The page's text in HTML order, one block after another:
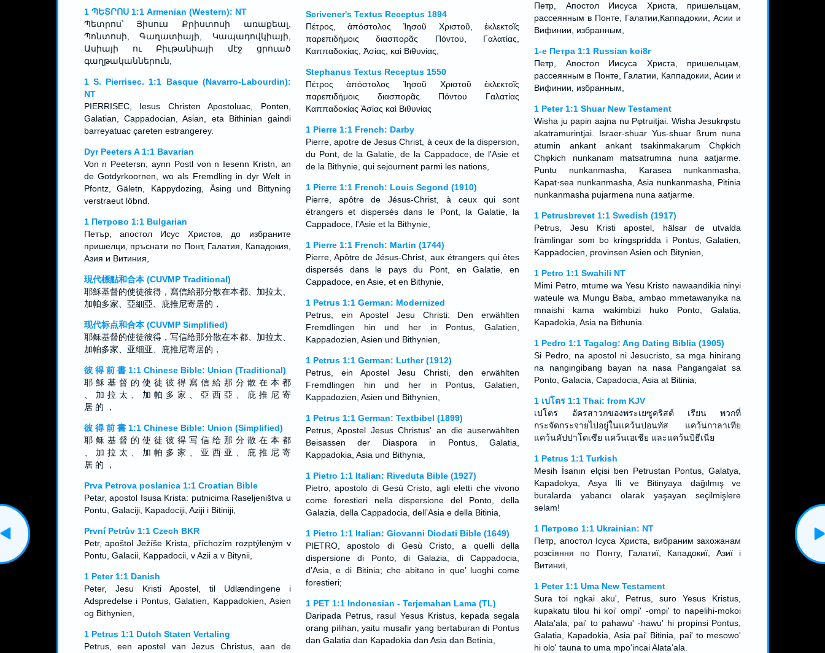
1 ՊԵՏՐՈՍ 1:1 Armenian (Western): NT
Պետրոս՝ Յիսուս Քրիստոսի առաքեալ,
Պոնտոսի, Գաղատիայի, Կապադովկիայի,
Ասիայի ու Բիւթանիայի մէջ ցրուած
գաղթականներուն,
1 S. Pierrisec. 1:1 Basque (Navarro-Labourdin):
NT
PIERRISEC, Iesus Christen Apostoluac, Ponten,
Galatian, Cappadocian, Asian, eta Bithinian gaindi
barreyatuac çareten estrangerey.
Dyr Peeters A 1:1 Bavarian
Von n Peetersn, aynn Postl von n Iesenn Kristn, an
de Gotdyrkoornen, wo als Fremdling in dyr Welt in
Pfontz, Gäletn, Käppydozing, Äsing und Bittyning
verstraeut löbnd.
1 Петрово 1:1 Bulgarian
Петър, апостол Исус Христов, до избраните
пришелци, пръснати по Понт, Галатия, Кападокия,
Азия и Витиния,
現代標點和合本 (CUVMP Traditional)
耶穌基督的使徒彼得，寫信給那分散在本都、加拉太、
加帕多家、亞細亞、庇推尼寄居的，
现代标点和合本 (CUVMP Simplified)
耶稣基督的使徒彼得，写信给那分散在本都、加拉太、
加帕多家、亚细亚、庇推尼寄居的，
彼 得 前 書 1:1 Chinese Bible: Union (Traditional)
耶 穌 基 督 的 使 徒 彼 得 寫 信 給 那 分 散 在 本 都
、 加 拉 太 、 加 帕 多 家 、 亞 西 亞 、 庇 推 尼 寄
居 的 ，
彼 得 前 書 1:1 Chinese Bible: Union (Simplified)
耶 稣 基 督 的 使 徒 彼 得 写 信 给 那 分 散 在 本 都
、 加 拉 太 、 加 帕 多 家 、 亚 西 亚 、 庇 推 尼 寄
居 的 ，
Prva Petrova poslanica 1:1 Croatian Bible
Petar, apostol Isusa Krista: putnicima Raseljeništva u
Pontu, Galaciji, Kapadociji, Aziji i Bitiniji,
První Petrův 1:1 Czech BKR
Petr, apoštol Ježíše Krista, příchozím rozptýleným v
Pontu, Galacii, Kappadocii, v Azii a v Bitynii,
1 Peter 1:1 Danish
Peter, Jesu Kristi Apostel, til Udlændingene i
Adspredelse i Pontus, Galatien, Kappadokien, Asien
og Bithynien,
1 Petrus 1:1 Dutch Staten Vertaling
Petrus, een apostel van Jezus Christus, aan de
Scrivener's Textus Receptus 1894
Πέτρος, ἀπόστολος Ἰησοῦ Χριστοῦ, ἐκλεκτοῖς
παρεπιδήμοις διασπορᾶς Πόντου, Γαλατίας,
Καππαδοκίας, Ἀσίας, καὶ Βιθυνίας,
Stephanus Textus Receptus 1550
Πέτρος ἀπόστολος Ἰησοῦ Χριστοῦ ἐκλεκτοῖς
παρεπιδήμοις διασπορᾶς Πόντου Γαλατίας
Καππαδοκίας Ἀσίας καὶ Βιθυνίας
1 Pierre 1:1 French: Darby
Pierre, apotre de Jesus Christ, à ceux de la dispersion,
du Pont, de la Galatie, de la Cappadoce, de l'Asie et
de la Bithynie, qui sejournent parmi les nations,
1 Pierre 1:1 French: Louis Segond (1910)
Pierre, apôtre de Jésus-Christ, à ceux qui sont
étrangers et dispersés dans le Pont, la Galatie, la
Cappadoce, l'Asie et la Bithynie,
1 Pierre 1:1 French: Martin (1744)
Pierre, Apôtre de Jésus-Christ, aux étrangers qui êtes
dispersés dans le pays du Pont, en Galatie, en
Cappadoce, en Asie, et en Bithynie,
1 Petrus 1:1 German: Modernized
Petrus, ein Apostel Jesu Christi: Den erwählten
Fremdlingen hin und her in Pontus, Galatien,
Kappadozien, Asien und Bithynien,
1 Petrus 1:1 German: Luther (1912)
Petrus, ein Apostel Jesu Christi, den erwählten
Fremdlingen hin und her in Pontus, Galatien,
Kappadozien, Asien und Bithynien,
1 Petrus 1:1 German: Textbibel (1899)
Petrus, Apostel Jesus Christus' an die auserwählten
Beisassen der Diaspora in Pontus, Galatia,
Kappadokia, Asia und Bithynia,
1 Pietro 1:1 Italian: Riveduta Bible (1927)
Pietro, apostolo di Gesù Cristo, agli eletti che vivono
come forestieri nella dispersione del Ponto, della
Galazia, della Cappadocia, dell’Asia e della Bitinia,
1 Pietro 1:1 Italian: Giovanni Diodati Bible (1649)
PIETRO, apostolo di Gesù Cristo, a quelli della
dispersione di Ponto, di Galazia, di Cappadocia,
d’Asia, e di Bitinia; che abitano in que’ luoghi come
forestieri;
1 PET 1:1 Indonesian - Terjemahan Lama (TL)
Daripada Petrus, rasul Yesus Kristus, kepada segala
orang pilihan, yaitu musafir yang bertaburan di Pontus
dan Galatia dan Kapadokia dan Asia dan Betinia,
Петр, Апостол Иисуса Христа, пришельцам,
рассеянным в Понте, Галатии,Каппадокии, Асии и
Вифинии, избранным,
1-e Петра 1:1 Russian koi8r
Петр, Апостол Иисуса Христа, пришельцам,
рассеянным в Понте, Галатии, Каппадокии, Асии и
Вифинии, избранным,
1 Peter 1:1 Shuar New Testament
Wisha ju papin aajna nu Pφtruitjai. Wisha Jesukrφstu
akatramurintjai. Israer-shuar Yus-shuar ßrum nuna
atumin ankant ankant tsakinmakarum Chφkich
Chφkich nunkanam matsatrumna nuna aatjarme.
Puntu nunkanmasha, Karasea nunkanmasha,
Kapat·sea nunkanmasha, Asia nunkanmasha, Pitinia
nunkanmasha pujarmena nuna aatjarme.
1 Petrusbrevet 1:1 Swedish (1917)
Petrus, Jesu Kristi apostel, hälsar de utvalda
främlingar som bo kringspridda i Pontus, Galatien,
Kappadocien, provinsen Asien och Bitynien,
1 Petro 1:1 Swahili NT
Mimi Petro, mtume wa Yesu Kristo nawaandikia ninyi
wateule wa Mungu Baba, ambao mmetawanyika na
mnaishi kama wakimbizi huko Ponto, Galatia,
Kapadokia, Asia na Bithunia.
1 Pedro 1:1 Tagalog: Ang Dating Biblia (1905)
Si Pedro, na apostol ni Jesucristo, sa mga hinirang
na nangingibang bayan na nasa Pangangalat sa
Ponto, Galacia, Capadocia, Asia at Bitinia,
1 เปโตร 1:1 Thai: from KJV
เปโตร อัครสาวกของพระเยซูคริสต์ เรียน พวกที่
กระจัดกระจายไปอยู่ในแคว้นปอนทัส แคว้นกาลาเทีย
แคว้นคัปปาโดเซีย แคว้นเอเชีย และแคว้นบิธีเนีย
1 Petrus 1:1 Turkish
Mesih İsanın elçisi ben Petrustan Pontus, Galatya,
Kapadokya, Asya İli ve Bitinyaya dağılmış ve
buralarda yabancı olarak yaşayan seçilmişlere
selam!
1 Петрово 1:1 Ukrainian: NT
Петр, апостол Ісуса Христа, вибраним захожанам
розсїяння по Понту, Галатиї, Кападокиї, Азиї і
Витиниї,
1 Peter 1:1 Uma New Testament
Sura toi ngkai aku', Petrus, suro Yesus Kristus,
kupakatu tilou hi koi' ompi' -ompi' to napelihi-mokoi
Alata'ala, pai' to pahawu' -hawu' hi propinsi Pontus,
Galatia, Kapadokia, Asia pai' Bitinia, pai' to mesowo'
hi olo' tauna to uma mpo'incai Alata'ala.